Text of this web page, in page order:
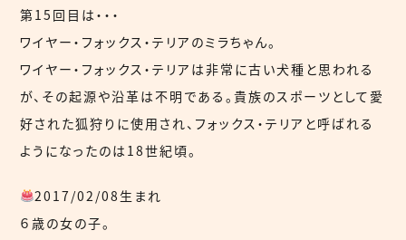
第15回目は・・・
ワイヤー・フォックス・テリアのミラちゃん。
ワイヤー・フォックス・テリアは非常に古い犬種と思われる
が、その起源や沿革は不明である。貴族のスポーツとして愛
好された狐狩りに使用され、フォックス・テリアと呼ばれる
ようになったのは18世紀頃。
2017/02/08生まれ
６歳の女の子。